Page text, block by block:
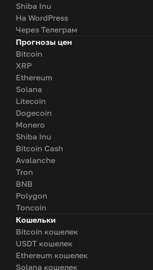
Shiba Inu
На WordPress
Через Телеграм
Прогнозы цен
Bitcoin
XRP
Ethereum
Solana
Litecoin
Dogecoin
Monero
Shiba Inu
Bitcoin Cash
Avalanche
Tron
BNB
Polygon
Toncoin
Кошельки
Bitcoin кошелек
USDT кошелек
Ethereum кошелек
Solana кошелек